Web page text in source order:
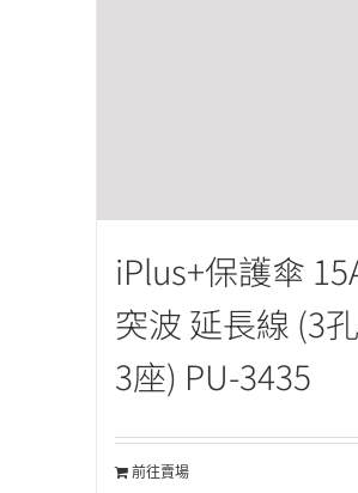
iPlus+保護傘
突波 延長線 (3
3座) PU-3435
前往賣場